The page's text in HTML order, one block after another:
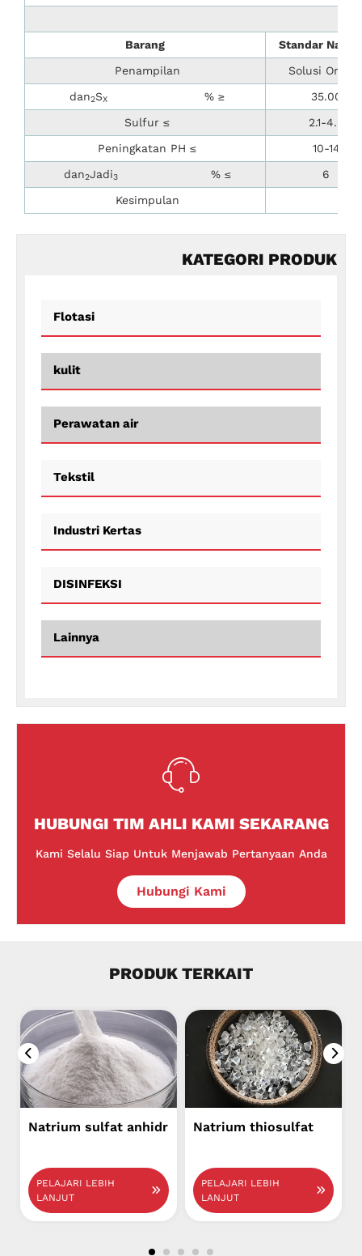
Barang
Standar
Penampilan
Solusi
dan2SX % ≥
35.00
Sulfur ≤
2.1-4.0
Peningkatan PH ≤
10-14
dan2Jadi3% ≤
6
Kesimpulan
KATEGORI PRODUK
Flotasi
kulit
Perawatan air
Tekstil
Industri Kertas
DISINFEKSI
Lainnya
HUBUNGI TIM AHLI KAMI SEKARANG
Kami Selalu Siap Untuk Menjawab Pertanyaan Anda
Hubungi Kami
PRODUK TERKAIT
Natrium sulfat anhidr
PELAJARI LEBIH
LANJUT
Natrium thiosulfat
PELAJARI LEBIH
LANJUT